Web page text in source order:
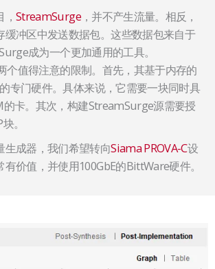
，StreamSurge，并不产生流量。相反，
缓冲区中发送数据包。这些数据包来自于
成为一个更加通用的工具。
个值得注意的限制。首先，其基于内存的
专门硬件。具体来说，它需要一块同时具
的卡。其次，构建StreamSurge源需要授
。
生成器，我们希望转向Siama PROVA-C设
价值，并使用100GbE的BittWare硬件。